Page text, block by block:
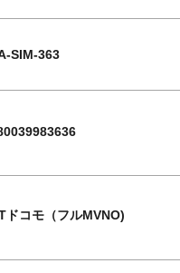
SIM-363
ドコモ（フルMVNO)